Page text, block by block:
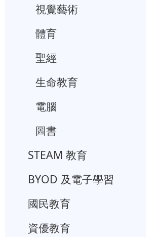
視覺藝術
體育
聖經
生命教育
電腦
圖書
STEAM 教育
BYOD 及電子學習
國民教育
資優教育